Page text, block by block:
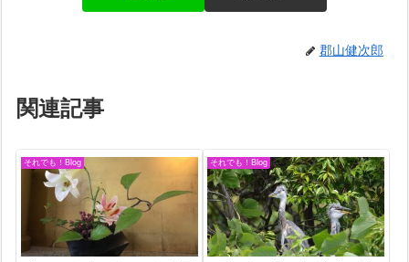
郡山健次郎
関連記事
それでも！Blog それでも！Blog